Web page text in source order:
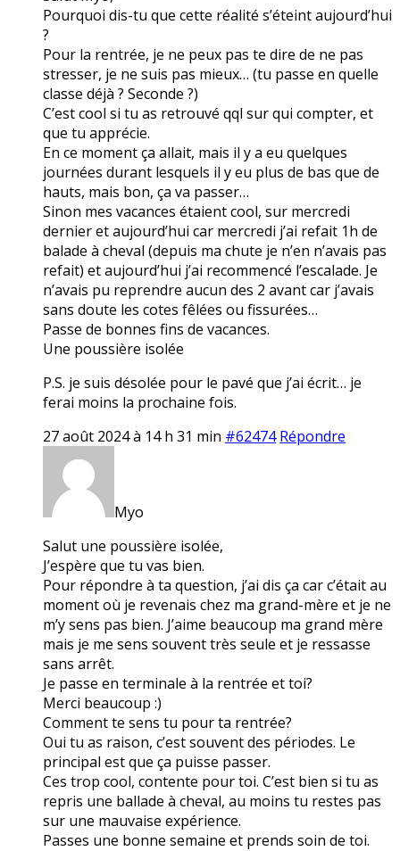
Pourquoi dis-tu que cette réalité s’éteint aujourd’hui
?
Pour la rentrée, je ne peux pas te dire de ne pas
stresser, je ne suis pas mieux… (tu passe en quelle
classe déjà ? Seconde ?)
C’est cool si tu as retrouvé qql sur qui compter, et
que tu apprécie.
En ce moment ça allait, mais il y a eu quelques
journées durant lesquels il y eu plus de bas que de
hauts, mais bon, ça va passer…
Sinon mes vacances étaient cool, sur mercredi
dernier et aujourd’hui car mercredi j’ai refait 1h de
balade à cheval (depuis ma chute je n’en n’avais pas
refait) et aujourd’hui j’ai recommencé l’escalade. Je
n’avais pu reprendre aucun des 2 avant car j’avais
sans doute les cotes fêlées ou fissurées…
Passe de bonnes fins de vacances.
Une poussière isolée
P.S. je suis désolée pour le pavé que j’ai écrit… je
ferai moins la prochaine fois.
27 août 2024 à 14 h 31 min #62474 Répondre
Myo
Salut une poussière isolée,
J’espère que tu vas bien.
Pour répondre à ta question, j’ai dis ça car c’était au
moment où je revenais chez ma grand-mère et je ne
m’y sens pas bien. J’aime beaucoup ma grand mère
mais je me sens souvent très seule et je ressasse
sans arrêt.
Je passe en terminale à la rentrée et toi?
Merci beaucoup :)
Comment te sens tu pour ta rentrée?
Oui tu as raison, c’est souvent des périodes. Le
principal est que ça puisse passer.
Ces trop cool, contente pour toi. C’est bien si tu as
repris une ballade à cheval, au moins tu restes pas
sur une mauvaise expérience.
Passes une bonne semaine et prends soin de toi.